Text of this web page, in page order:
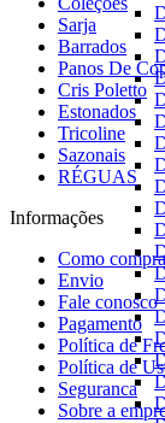
Sarja
Barrados
Panos De
Cris Poletto
Estonados
Tricoline
Sazonais
RÉGUAS
Informações
Como
Envio
Fale conosco
Pagamento
Política de
Política de
Seguranca
Sobre a